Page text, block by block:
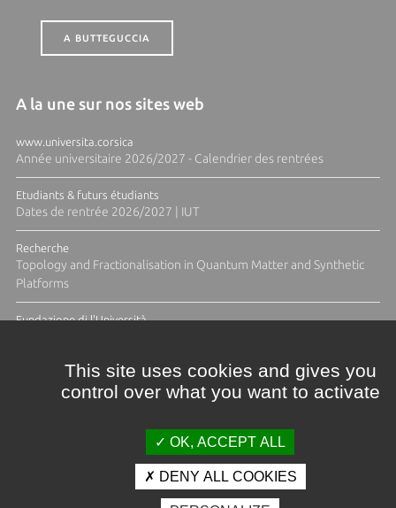
A BUTTEGUCCIA
A la une sur nos sites web
www.universita.corsica
Année universitaire 2026/2027 - Calendrier des rentrées
Etudiants & futurs étudiants
Dates de rentrée 2026/2027 | IUT
Recherche
Topology and Fractionalisation in Quantum Matter and Synthetic
Platforms
Fundazione di l'Università
Crédits et mentions légales
This site uses cookies and gives you
control over what you want to activate
OK, ACCEPT ALL
DENY ALL COOKIES